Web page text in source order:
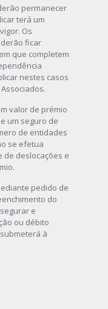
permanecer
terá um
Os
ficar
que completem
nestes casos
valor de prémio
um seguro de
de entidades
se efetua
de deslocações e
pedido de
do
e
ou débito
à